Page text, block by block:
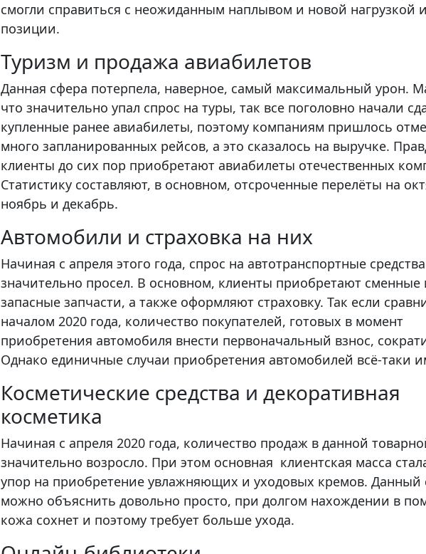
смогли справиться с неожиданным наплывом и новой нагрузкой
позиции.
Туризм и продажа авиабилетов
Данная сфера потерпела, наверное, самый максимальный урон.
что значительно упал спрос на туры, так все поголовно начали
купленные ранее авиабилеты, поэтому компаниям пришлось
много запланированных рейсов, а это сказалось на выручке.
клиенты до сих пор приобретают авиабилеты отечественных
Статистику составляют, в основном, отсроченные перелёты на
ноябрь и декабрь.
Автомобили и страховка на них
Начиная с апреля этого года, спрос на автотранспортные средства
значительно просел. В основном, клиенты приобретают сменные
запасные запчасти, а также оформляют страховку. Так если
началом 2020 года, количество покупателей, готовых в момент
приобретения автомобиля внести первоначальный взнос,
Однако единичные случаи приобретения автомобилей всё-таки
Косметические средства и декоративная
косметика
Начиная с апреля 2020 года, количество продаж в данной
значительно возросло. При этом основная клиентская масса
упор на приобретение увлажняющих и уходовых кремов. Данный
можно объяснить довольно просто, при долгом нахождении в
кожа сохнет и поэтому требует больше ухода.